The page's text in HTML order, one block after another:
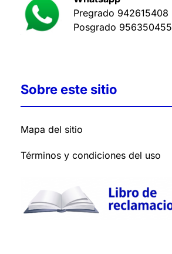
Pregrado 942615408
Posgrado 956350455
Sobre este sitio
Mapa del sitio
Términos y condiciones del uso